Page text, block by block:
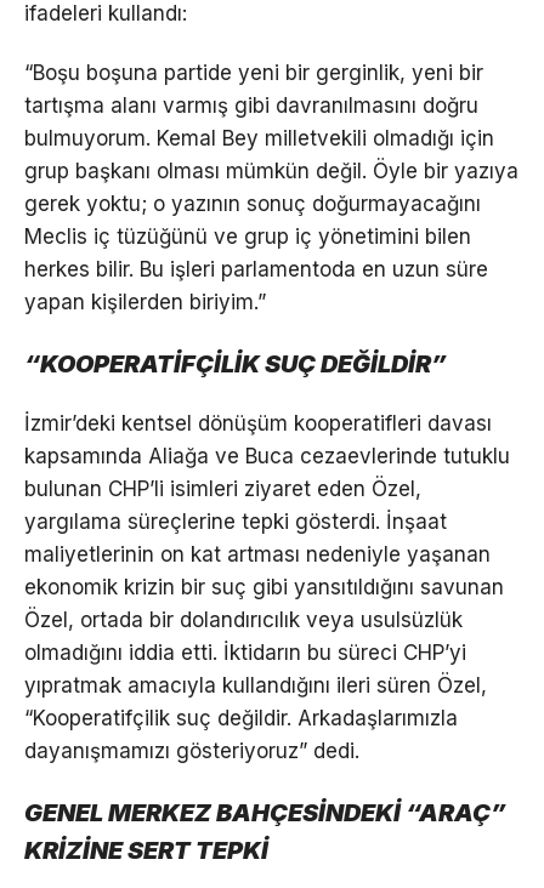
ifadeleri kullandı:
“Boşu boşuna partide yeni bir gerginlik, yeni bir
tartışma alanı varmış gibi davranılmasını doğru
bulmuyorum. Kemal Bey milletvekili olmadığı için
grup başkanı olması mümkün değil. Öyle bir yazıya
gerek yoktu; o yazının sonuç doğurmayacağını
Meclis iç tüzüğünü ve grup iç yönetimini bilen
herkes bilir. Bu işleri parlamentoda en uzun süre
yapan kişilerden biriyim.”
“KOOPERATİFÇİLİK SUÇ DEĞİLDİR”
İzmir’deki kentsel dönüşüm kooperatifleri davası
kapsamında Aliağa ve Buca cezaevlerinde tutuklu
bulunan CHP’li isimleri ziyaret eden Özel,
yargılama süreçlerine tepki gösterdi. İnşaat
maliyetlerinin on kat artması nedeniyle yaşanan
ekonomik krizin bir suç gibi yansıtıldığını savunan
Özel, ortada bir dolandırıcılık veya usulsüzlük
olmadığını iddia etti. İktidarın bu süreci CHP’yi
yıpratmak amacıyla kullandığını ileri süren Özel,
“Kooperatifçilik suç değildir. Arkadaşlarımızla
dayanışmamızı gösteriyoruz” dedi.
GENEL MERKEZ BAHÇESİNDEKİ “ARAÇ”
KRİZİNE SERT TEPKİ